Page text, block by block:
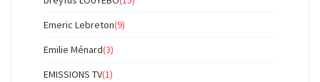
Emeric Lebreton(9)
Emilie Ménard(3)
EMISSIONS TV(1)